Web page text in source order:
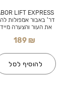
LIFT EXPRESS
דר' באבור אמפולות
את העור והצערה
189 ₪
להוסיף לסל